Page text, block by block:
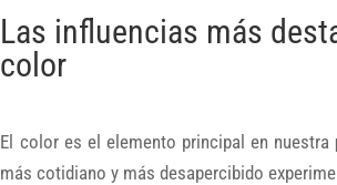
Las influencias más
color
El color es el elemento principal en nuestra
más cotidiano y más desapercibido